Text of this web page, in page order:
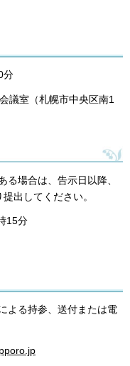
分
議室（札幌市中央区南1
る場合は、告示日以降、
出してください。
15分
よる持参、送付または電